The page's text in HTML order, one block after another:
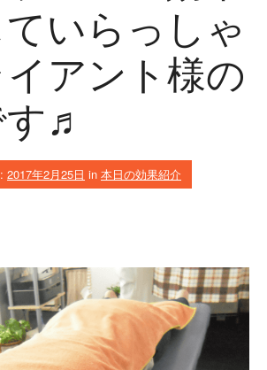
いらっしゃ
アント様の
♬
2017年2月25日 in 本日の効果紹介